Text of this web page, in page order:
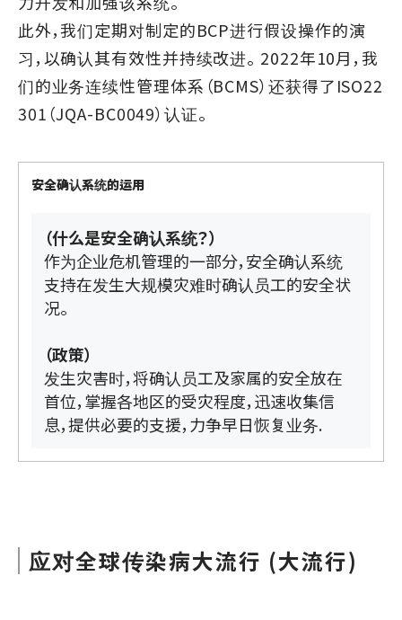
此外，我们定期对制定的BCP进行假设操作的演
习，以确认其有效性并持续改进。 2022年10月，我
们的业务连续性管理体系（BCMS）还获得了ISO22
301（JQA-BC0049）认证。
安全确认系统的运用
（什么是安全确认系统？）
作为企业危机管理的一部分，安全确认系统
支持在发生大规模灾难时确认员工的安全状
况。
（政策）
发生灾害时，将确认员工及家属的安全放在
首位，掌握各地区的受灾程度，迅速收集信
息，提供必要的支援，力争早日恢复业务.
应对全球传染病大流行 (大流行)